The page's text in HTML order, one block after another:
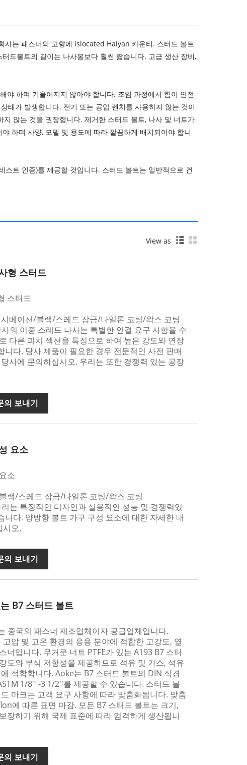
사는 패스너의 고향에 islocated Haiyan 카운티. 스터드 볼트
드볼트의 길이는 나사봉보다 훨씬 짧습니다. 고급 생산 장비,
야 하며 기울어지지 않아야 합니다. 조임 과정에서 힘이 안전
태가 발생합니다. 전기 또는 공압 렌치를 사용하지 않는 것이
않는 것을 권장합니다. 제거한 스터드 볼트, 나사 및 너트가
하며 사양, 모델 및 용도에 따라 깔끔하게 배치되어야 합니
트 인증)를 제공할 것입니다. 스터드 볼트는 일반적으로 건
View as
형 스터드
스터드
베이션/블랙/스레드 잠금/나일론 코팅/왁스 코팅
사의 이중 스레드 나사는 특별한 연결 요구 사항을 수
다른 피치 섹션을 특징으로 하여 높은 강도와 ​​연장
니다. 당사 제품이 필요한 경우 전문적인 사전 판매
사에 문의하십시오. 우리는 또한 경쟁력 있는 공장
의 보내기
요소
소
랙/스레드 잠금/나일론 코팅/왁스 코팅
리는 특징적인 디자인과 실용적인 성능 및 경쟁력있
니다. 양방향 볼트 가구 구성 요소에 대한 자세한 내
시오.
의 보내기
B7 스터드 볼트
중국의 패스너 제조업체이자 공급업체입니다.
압 및 고온 환경의 응용 분야에 적합한 고강도, 열
너입니다. 무거운 너트 PTFE가 있는 A193 B7 스터
도와 부식 저항성을 제공하므로 석유 및 가스, 석유
적합합니다. Aoke는 B7 스터드 볼트의 DIN 직경
1/8'' -3 1/2''를 제공할 수 있습니다. 스터드 볼
마크는 고객 요구 사항에 따라 맞춤화됩니다. 맞춤
에 따른 표면 마감. 모든 B7 스터드 볼트는 크기,
장하기 위해 국제 표준에 따라 엄격하게 생산됩니
의 보내기